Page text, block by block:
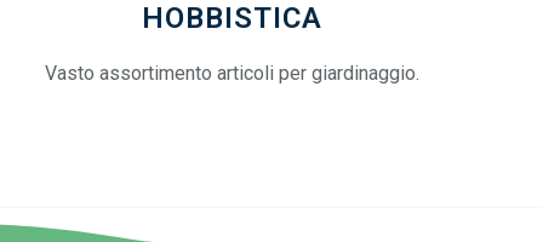
HOBBISTICA
Vasto assortimento articoli per giardinaggio.